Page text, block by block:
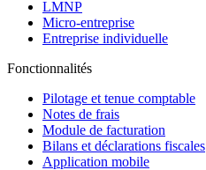
LMNP
Micro-entreprise
Entreprise individuelle
Fonctionnalités
Pilotage et tenue comptable
Notes de frais
Module de facturation
Bilans et déclarations fiscales
Application mobile